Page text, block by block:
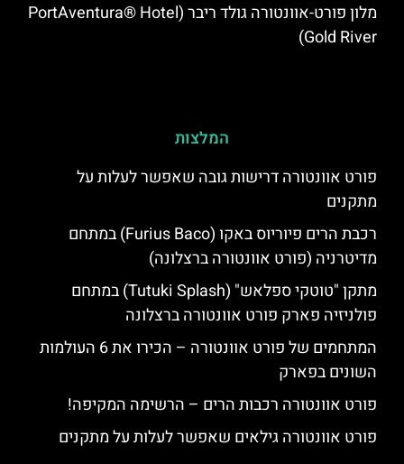
מלון פורט-אוונטורה גולד ריבר (PortAventura® Hotel
Gold River)
המלצות
פורט אוונטורה דרישות גובה שאפשר לעלות על
מתקנים
רכבת הרים פיוריוס באקו (Furius Baco) במתחם
מדיטרניה (פורט אוונטורה ברצלונה)
מתקן "טוטקי ספלאש" (Tutuki Splash) במתחם
פולניזיה פארק פורט אוונטורה ברצלונה
המתחמים של פורט אוונטורה – הכירו את 6 העולמות
השונים בפארק
פורט אוונטורה רכבות הרים – הרשימה המקיפה!
פורט אוונטורה גילאים שאפשר לעלות על מתקנים